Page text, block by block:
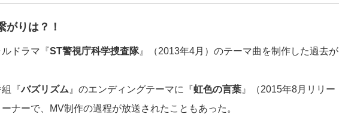
がりは？！
ドラマ『ST警視庁科学捜査隊』（2013年4月）のテーマ曲を制作した過去が
『バズリズム 』のエンディングテーマに『虹色の言葉 』（2015年8月リリー
ナーで、MV制作の過程が放送されたこともあった。